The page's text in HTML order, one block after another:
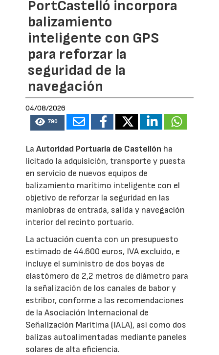
PortCastelló incorpora
balizamiento
inteligente con GPS
para reforzar la
seguridad de la
navegación
04/08/2026
790
LaAutoridad Portuaria de Castellón ha
licitado la adquisición, transporte y puesta
en servicio de nuevos equipos de
balizamiento marítimo inteligente con el
objetivo de reforzar la seguridad en las
maniobras de entrada, salida y navegación
interior del recinto portuario.
La actuación cuenta con un presupuesto
estimado de 44.600 euros, IVA excluido, e
incluye el suministro de dos boyas de
elastómero de 2,2 metros de diámetro para
la señalización de los canales de babor y
estribor, conforme a las recomendaciones
de la Asociación Internacional de
Señalización Marítima (IALA), así como dos
balizas autoalimentadas mediante paneles
solares de alta eficiencia.